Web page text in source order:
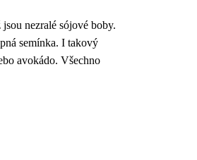
nezralé sójové boby.
semínka. I takový
avokádo. Všechno